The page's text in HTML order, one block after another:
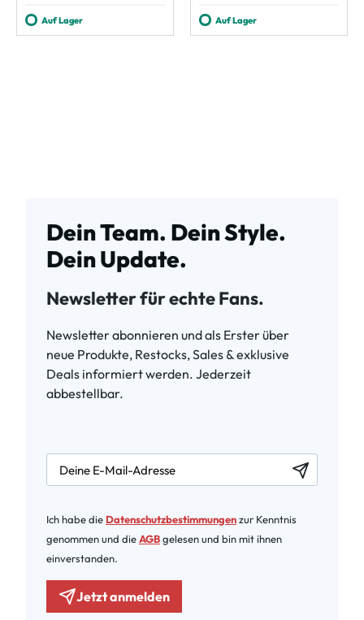
Auf Lager Auf Lager
Dein Team. Dein Style.
Dein Update.
Newsletter für echte Fans.
Newsletter abonnieren und als Erster über
neue Produkte, Restocks, Sales & exklusive
Deals informiert werden. Jederzeit
abbestellbar.
newsletter.labelEmail
Ich habe die Datenschutzbestimmungenzur Kenntnis
genommen und dieAGBgelesen und bin mit ihnen
einverstanden.
Jetzt anmelden